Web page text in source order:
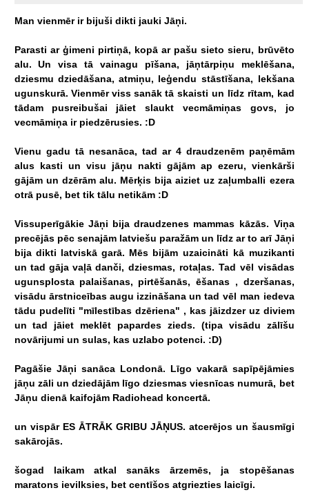
Man vienmēr ir bijuši dikti jauki Jāņi.
Parasti ar ģimeni pirtiņā, kopā ar pašu sieto sieru, brūvēto
alu.
Un visa tā vainagu pīšana, jāņtārpiņu
meklēšana,
dziesmu dziedāšana, atmiņu, leģendu stāstīšana, lekšana
ugunskurā. Vienmēr viss sanāk tā skaisti un līdz rītam, kad
tādam
pusreibušai jāiet slaukt vecmāmiņas govs,
jo
vecmāmiņa ir piedzērusies. :D
Vienu gadu tā nesanāca, tad ar 4 draudzenēm paņēmām
alus kasti un visu jāņu nakti gājām ap ezeru, vienkārši
gājām un dzērām alu. Mērķis bija aiziet uz zaļumballi ezera
otrā pusē, bet tik tālu netikām :D
Vissuperīgākie Jāņi bija draudzenes mammas kāzās. Viņa
precējās pēc senajām latviešu paražām un līdz ar to arī Jāņi
bija dikti latviskā garā. Mēs bijām uzaicināti kā muzikanti
un tad gāja vaļā danči, dziesmas, rotaļas. Tad vēl visādas
ugunsplosta palaišanas, pirtēšanās, ēšanas , dzeršanas,
visādu ārstniceības augu izzināšana un tad vēl man iedeva
tādu pudelīti "mīlestības dzēriena" , kas jāizdzer uz diviem
un tad jāiet meklēt papardes zieds. (tipa visādu
zālīšu
novārijumi un sulas, kas uzlabo potenci. :D)
Pagāšie Jāņi sanāca Londonā. Līgo vakarā sapīpējāmies
jāņu zāli un dziedājām līgo dziesmas viesnīcas numurā, bet
Jāņu dienā kaifojām Radiohead koncertā.
un vispār ES ĀTRĀK GRIBU JĀŅUS. atcerējos un šausmīgi
sakārojās.
šogad laikam atkal sanāks ārzemēs, ja
stopēšanas
maratons ievilksies, bet centīšos atgriezties laicīgi.